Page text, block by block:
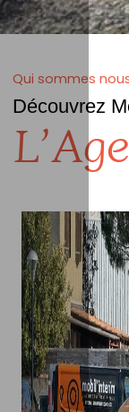
Qui sommes
Découvrez